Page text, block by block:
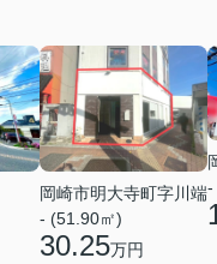
岡崎市明大寺町字川端
- (51.90㎡)
30.25万円
-